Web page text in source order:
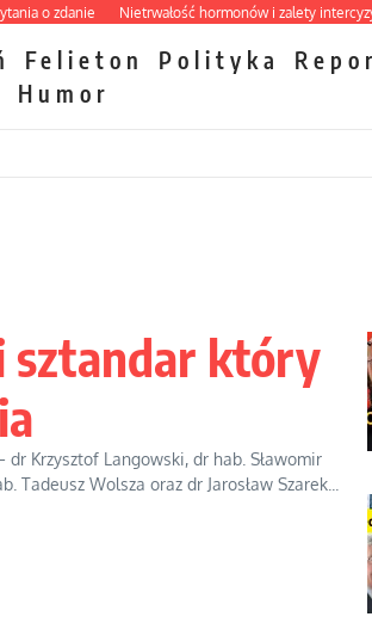
zdanie Nietrwałość hormonów i zalety intercyzy
Felieton Polityka
Humor
sztandar który
dr Krzysztof Langowski, dr hab. Sławomir
Tadeusz Wolsza oraz dr Jarosław Szarek...